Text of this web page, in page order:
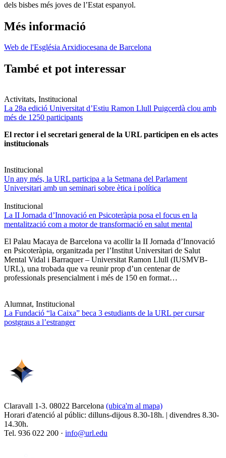
dels bisbes més joves de l’Estat espanyol.
Més informació
Web de l'Església Arxidiocesana de Barcelona
També et pot interessar
Activitats, Institucional
La 28a edició Universitat d’Estiu Ramon Llull Puigcerdà clou amb
més de 1250 participants
El rector i el secretari general de la URL participen en els actes
institucionals
Institucional
Un any més, la URL participa a la Setmana del Parlament
Universitari amb un seminari sobre ètica i política
Institucional
La II Jornada d’Innovació en Psicoteràpia posa el focus en la
mentalització com a motor de transformació en salut mental
El Palau Macaya de Barcelona va acollir la II Jornada d’Innovació
en Psicoteràpia, organitzada per l’Institut Universitari de Salut
Mental Vidal i Barraquer – Universitat Ramon Llull (IUSMVB-
URL), una trobada que va reunir prop d’un centenar de
professionals presencialment i més de 150 en format…
Alumnat, Institucional
La Fundació “la Caixa” beca 3 estudiants de la URL per cursar
postgraus a l’estranger
Claravall 1-3. 08022 Barcelona (ubica'm al mapa)
Horari d'atenció al públic: dilluns-dijous 8.30-18h. | divendres 8.30-
14.30h.
Tel. 936 022 200 · info@url.edu